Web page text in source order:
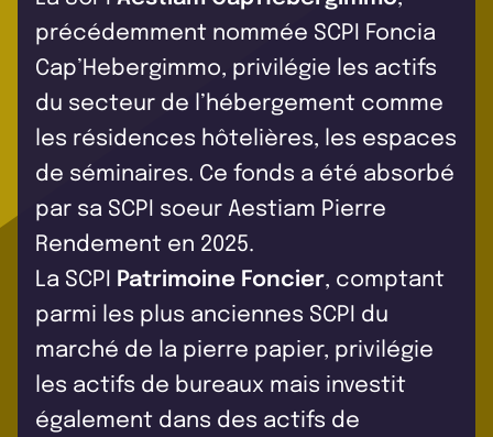
précédemment nommée SCPI Foncia
Cap’Hebergimmo, privilégie les actifs
du secteur de l’hébergement comme
les résidences hôtelières, les espaces
de séminaires. Ce fonds a été absorbé
par sa SCPI soeur Aestiam Pierre
Rendement en 2025.
La SCPI
Patrimoine Foncier, comptant
parmi les plus anciennes SCPI du
marché de la pierre papier, privilégie
les actifs de bureaux mais investit
également dans des actifs de